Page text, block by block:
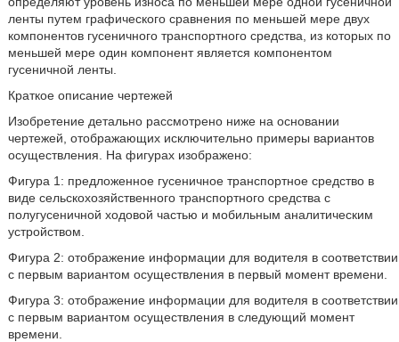
ленты путем графического сравнения по меньшей мере двух
компонентов гусеничного транспортного средства, из которых по
меньшей мере один компонент является компонентом
гусеничной ленты.
Краткое описание чертежей
Изобретение детально рассмотрено ниже на основании
чертежей, отображающих исключительно примеры вариантов
осуществления. На фигурах изображено:
Фигура 1: предложенное гусеничное транспортное средство в
виде сельскохозяйственного транспортного средства с
полугусеничной ходовой частью и мобильным аналитическим
устройством.
Фигура 2: отображение информации для водителя в соответствии
с первым вариантом осуществления в первый момент времени.
Фигура 3: отображение информации для водителя в соответствии
с первым вариантом осуществления в следующий момент
времени.